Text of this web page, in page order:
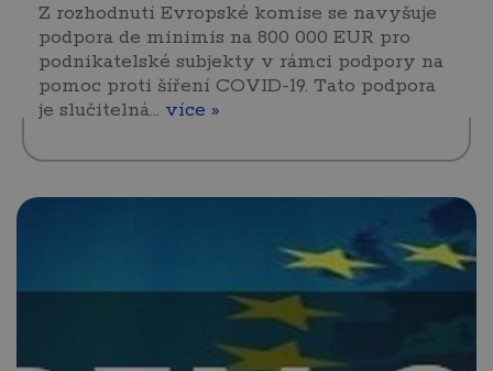
Z rozhodnutí Evropské komise se navyšuje
podpora de minimis na 800 000 EUR pro
podnikatelské subjekty v rámci podpory na
pomoc proti šíření COVID-19. Tato podpora
je slučitelná… více »